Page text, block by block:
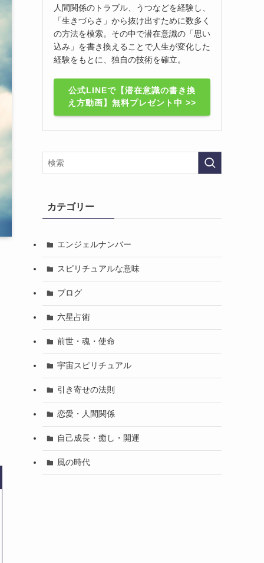
人間関係のトラブル、うつなどを経験し、
「生きづらさ」から抜け出すために数多く
の方法を模索。その中で潜在意識の「思い
込み」を書き換えることで人生が変化した
経験をもとに、独自の技術を確立。
公式LINEで【潜在意識の書き換
え方動画】無料プレゼント中 >>
カテゴリー
エンジェルナンバー
スピリチュアルな意味
ブログ
六星占術
前世・魂・使命
宇宙スピリチュアル
引き寄せの法則
恋愛・人間関係
自己成長・癒し・開運
風の時代